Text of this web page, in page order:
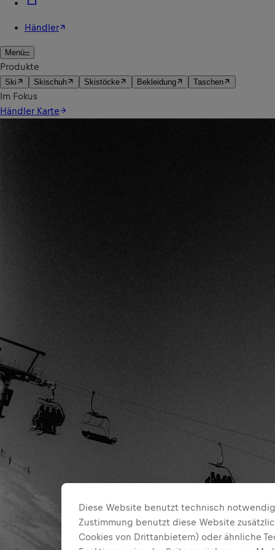
Diese Website benutzt technisch
Zustimmung benutzt diese Website
Cookies von Drittanbietern) oder ähnliche